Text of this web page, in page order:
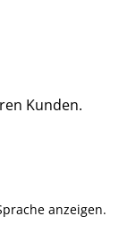
5 Sternen
Kunden.
anzeigen.